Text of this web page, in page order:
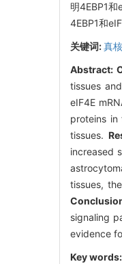
明4EBP1
4EBP1和
关键词:真
Abstract:
tissues
eIF4E
proteins in
tissues.
increased
tissues,
signaling
evidence
Key words: